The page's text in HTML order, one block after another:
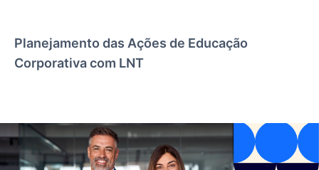
Planejamento das Ações de Educação
Corporativa com LNT